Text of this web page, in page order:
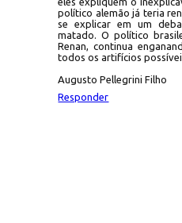
político alemão já teria
se explicar em um
matado. O político
Renan, continua
todos os artifícios
Augusto Pellegrini Filho
Responder